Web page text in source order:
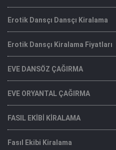
Erotik Dansçı Dansçı Kiralama
Erotik Dansçı Kiralama Fiyatları
EVE DANSÖZ ÇAĞIRMA
EVE ORYANTAL ÇAĞIRMA
FASIL EKİBİ KİRALAMA
Fasıl Ekibi Kiralama